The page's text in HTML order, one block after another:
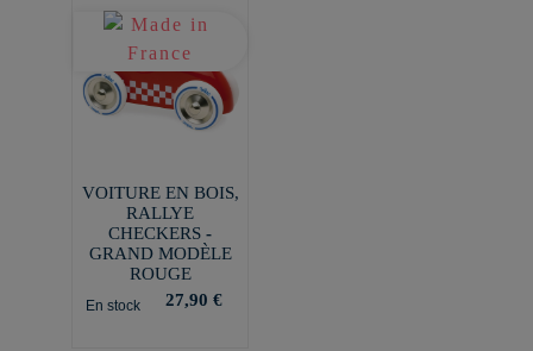
VOITURE EN BOIS,
RALLYE
CHECKERS -
GRAND MODÈLE
ROUGE
En stock 27,90 €